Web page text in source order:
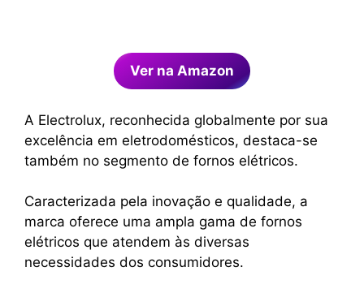
Ver na Amazon
A Electrolux, reconhecida globalmente por sua
excelência em eletrodomésticos, destaca-se
também no segmento de fornos elétricos.
Caracterizada pela inovação e qualidade, a
marca oferece uma ampla gama de fornos
elétricos que atendem às diversas
necessidades dos consumidores.